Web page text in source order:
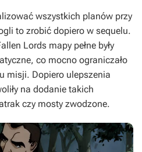
wszystkich planów przy
to zrobić dopiero w sequelu.
Lords mapy pełne były
co mocno ograniczało
misji. Dopiero ulepszenia
na dodanie takich
czy mosty zwodzone.